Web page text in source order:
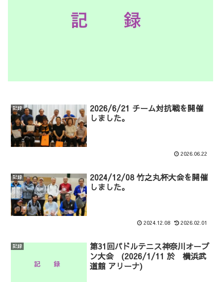
記録
2026/6/21 チーム対抗戦を開催
しました。
2026.06.22
記録
2024/12/08 竹之丸杯大会を開催
しました。
2024.12.08 2026.02.01
記録
第31回パドルテニス神奈川オープ
ン大会 (2026/1/11 於 横浜武
道館 アリーナ)